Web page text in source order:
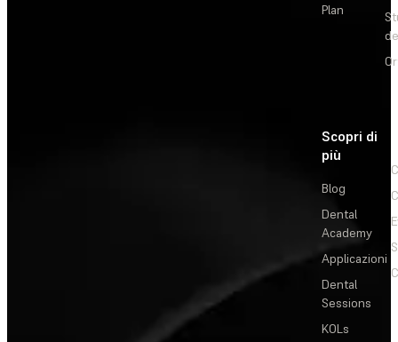
Plan
Scopri di
più
Blog
Dental
Academy
Applicazioni
Dental
Sessions
KOLs